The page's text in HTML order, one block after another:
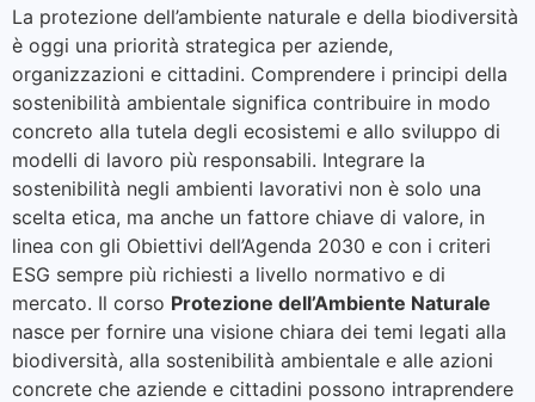
La protezione dell’ambiente naturale e della biodiversità
è oggi una priorità strategica per aziende,
organizzazioni e cittadini. Comprendere i principi della
sostenibilità ambientale significa contribuire in modo
concreto alla tutela degli ecosistemi e allo sviluppo di
modelli di lavoro più responsabili. Integrare la
sostenibilità negli ambienti lavorativi non è solo una
scelta etica, ma anche un fattore chiave di valore, in
linea con gli Obiettivi dell’Agenda 2030 e con i criteri
ESG sempre più richiesti a livello normativo e di
mercato. Il corso Protezione dell’Ambiente Naturale
nasce per fornire una visione chiara dei temi legati alla
biodiversità, alla sostenibilità ambientale e alle azioni
concrete che aziende e cittadini possono intraprendere